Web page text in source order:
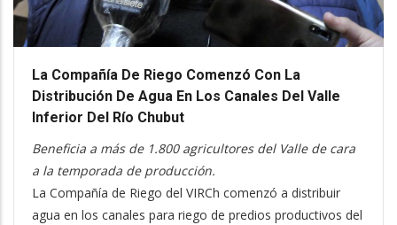
La Compañía De Riego Comenzó Con La
Distribución De Agua En Los Canales Del Valle
Inferior Del Río Chubut
Beneficia a más de 1.800 agricultores del Valle de cara
a la temporada de producción.
La Compañía de Riego del VIRCh comenzó a distribuir
agua en los canales para riego de predios productivos del